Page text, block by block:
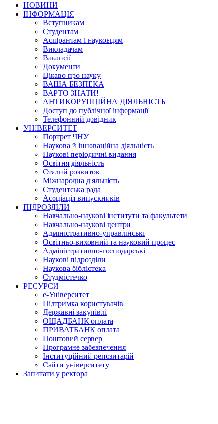
НОВИНИ
ІНФОРМАЦІЯ
Вступникам
Студентам
Аспірантам і науковцям
Викладачам
Вакансії
Документи
Цікаво про науку
ВАША БЕЗПЕКА
ВАРТО ЗНАТИ!
АНТИКОРУПЦІЙНА ДІЯЛЬНІСТЬ
Доступ до публічної інформації
Телефонний довідник
УНІВЕРСИТЕТ
Портрет ЧНУ
Наукова й інноваційна діяльність
Наукові періодичні видання
Освітня діяльність
Сталий розвиток
Міжнародна діяльність
Студентська рада
Асоціація випускників
ПІДРОЗДІЛИ
Навчально-наукові інститути та факультети
Навчально-наукові центри
Адміністративно-управлінські
Освітньо-виховний та науковий процес
Адміністративно-господарські
Наукові підрозділи
Наукова бібліотека
Студмістечко
РЕСУРСИ
е-Університет
Підтримка користувачів
Державні закупівлі
ОЩАДБАНК оплата
ПРИВАТБАНК оплата
Поштовий сервер
Програмне забезпечення
Інституційний репозитарій
Сайти університету
Запитати у ректора